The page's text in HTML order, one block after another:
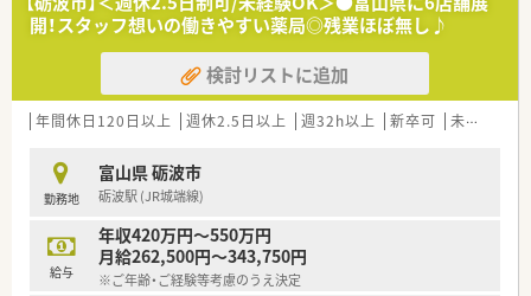
す。雰囲気がいいという理由でご就業を決められる方が多いで
す◎
■弊社ご紹介実績多数！自信を持ってお勧めできる企業様です♪
お気軽にお問い合わせください！
開！スタッフ想いの働きやすい薬局◎残業ほぼ無し♪
検討リストに追加
年間休日120日以上 週休2.5日以上 週32h以上 新卒可 未経験可
勤務地
富山県 砺波市
砺波駅 (JR城端線)
給与
年収420万円～550万円
月給262,500円～343,750円
※ご年齢・ご経験等考慮のうえ決定